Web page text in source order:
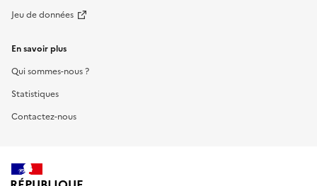
Jeu de données
En savoir plus
Qui sommes-nous ?
Statistiques
Contactez-nous